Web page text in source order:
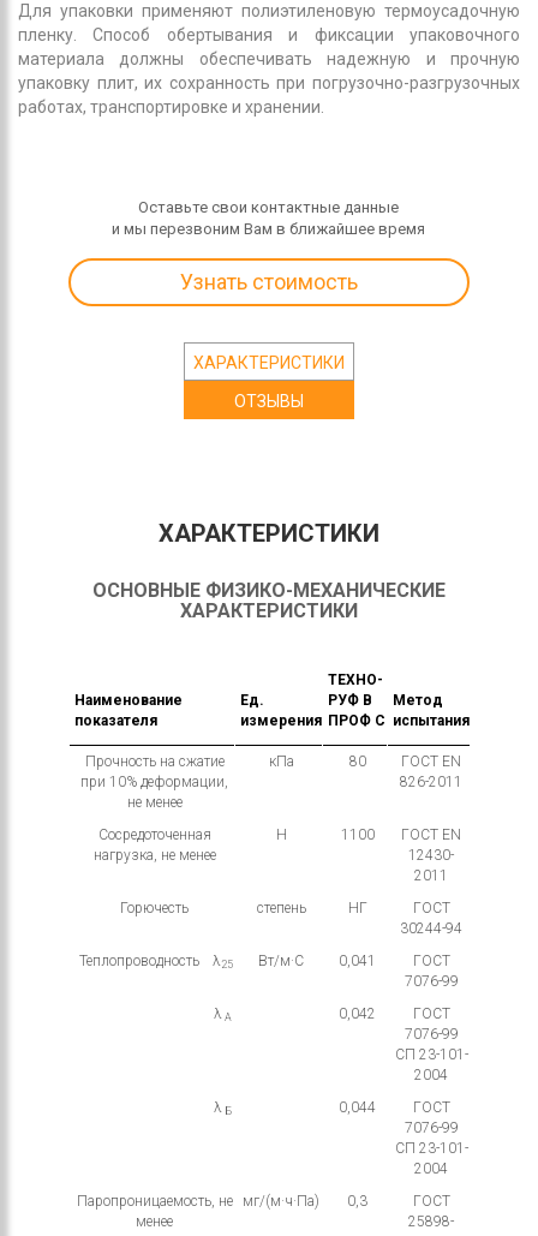
Для упаковки применяют полиэтиленовую термоусадочную
пленку. Способ обертывания и фиксации упаковочного
материала должны обеспечивать надежную и прочную
упаковку плит, их сохранность при погрузочно-разгрузочных
работах, транспортировке и хранении.
Оставьте свои контактные данные
и мы перезвоним Вам в ближайшее время
Узнать стоимость
ХАРАКТЕРИСТИКИ
ОТЗЫВЫ
ХАРАКТЕРИСТИКИ
ОСНОВНЫЕ ФИЗИКО-МЕХАНИЧЕСКИЕ
ХАРАКТЕРИСТИКИ
Наименование
показателя
Ед.
измерения
ТЕХНО-
РУФ В
ПРОФ С
Метод
испытания
Прочность на сжатие
при 10% деформации,
не менее
кПа 80
ГОСТ EN
826-2011
Сосредоточенная
нагрузка, не менее
H 1100
ГОСТ EN
12430-
2011
Горючесть
степень НГ
ГОСТ
30244-94
Теплопроводность
λ25 Вт/м·С 0,041
ГОСТ
7076-99
λА 0,042
ГОСТ
7076-99
СП 23-101-
2004
λБ 0,044
ГОСТ
7076-99
СП 23-101-
2004
Паропроницаемость, не
менее
мг/(м·ч·Па) 0,3
ГОСТ
25898-